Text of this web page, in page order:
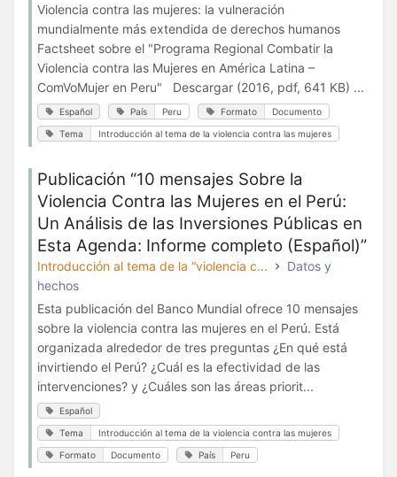
Violencia contra las mujeres: la vulneración
mundialmente más extendida de derechos humanos
Factsheet sobre el "Programa Regional Combatir la
Violencia contra las Mujeres en América Latina –
ComVoMujer en Peru" Descargar (2016, pdf, 641 KB) ...
Español País Peru Formato Documento
Tema Introducción al tema de la violencia contra las mujeres
Publicación “10 mensajes Sobre la
Violencia Contra las Mujeres en el Perú:
Un Análisis de las Inversiones Públicas en
Esta Agenda: Informe completo (Español)”
Introducción al tema de la “violencia c...
Datos y
hechos
Esta publicación del Banco Mundial ofrece 10 mensajes
sobre la violencia contra las mujeres en el Perú. Está
organizada alrededor de tres preguntas ¿En qué está
invirtiendo el Perú? ¿Cuál es la efectividad de las
intervenciones? y ¿Cuáles son las áreas priorit...
Español
Tema Introducción al tema de la violencia contra las mujeres
Formato Documento País Peru